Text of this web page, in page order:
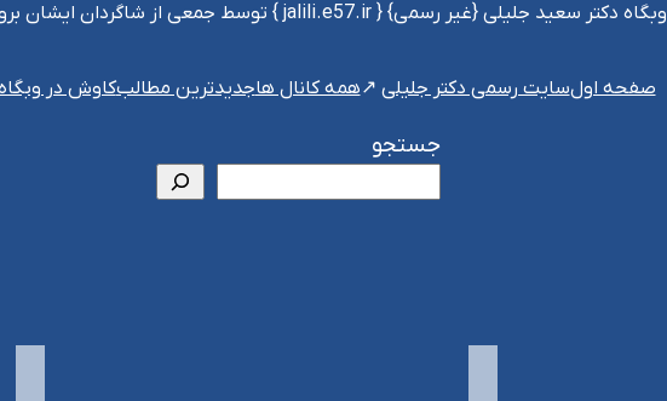
وبگاه دکتر سعید جلیلی {غیر رسمی} { jalili.e57.ir } توسط جمعی از شاگردان ایشان بروزرسانی می‌شود
صفحه اولسایت رسمی دکتر جلیلی همه کانال هاجدیدترین مطالبکاوش در
جستجو